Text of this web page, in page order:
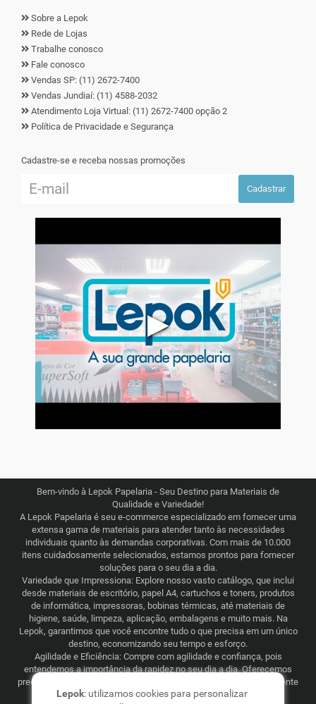
Sobre a Lepok
Rede de Lojas
Trabalhe conosco
Fale conosco
Vendas SP: (11) 2672-7400
Vendas Jundiaí: (11) 4588-2032
Atendimento Loja Virtual: (11) 2672-7400 opção 2
Política de Privacidade e Segurança
Cadastre-se e receba nossas promoções
Cadastrar
▶
Bem-vindo à Lepok Papelaria - Seu Destino para Materiais de
Qualidade e Variedade!
A Lepok Papelaria é seu e-commerce especializado em fornecer uma
extensa gama de materiais para atender tanto às necessidades
individuais quanto às demandas corporativas. Com mais de 10.000
itens cuidadosamente selecionados, estamos prontos para fornecer
soluções para o seu dia a dia.
Variedade que Impressiona: Explore nosso vasto catálogo, que inclui
desde materiais de escritório, papel A4, cartuchos e toners, produtos
de informática, impressoras, bobinas térmicas, até materiais de
higiene, saúde, limpeza, aplicação, embalagens e muito mais. Na
Lepok, garantimos que você encontre tudo o que precisa em um único
destino, economizando seu tempo e esforço.
Agilidade e Eficiência: Compre com agilidade e confiança, pois
entendemos a importância da rapidez no seu dia a dia. Oferecemos
preços justos e competitivos, combinados com uma logística eficiente
que abrange todo o Brasil. Seja para consumo recorrente ou
Lepok: utilizamos cookies para personalizar